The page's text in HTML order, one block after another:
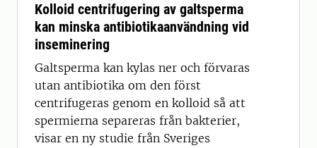
Kolloid centrifugering av galtsperma
kan minska antibiotikaanvändning vid
inseminering
Galtsperma kan kylas ner och förvaras
utan antibiotika om den först
centrifugeras genom en kolloid så att
spermierna separeras från bakterier,
visar en ny studie från Sveriges